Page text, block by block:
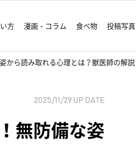
方 漫画・コラム 食べ物 投稿写真
から読み取れる心理とは？獣医師の解説
2025/11/29 UP DATE
無防備な姿